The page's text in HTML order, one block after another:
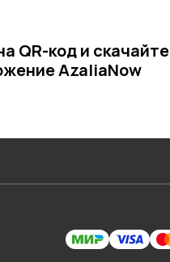
QR-код и скачайте
AzaliaNow